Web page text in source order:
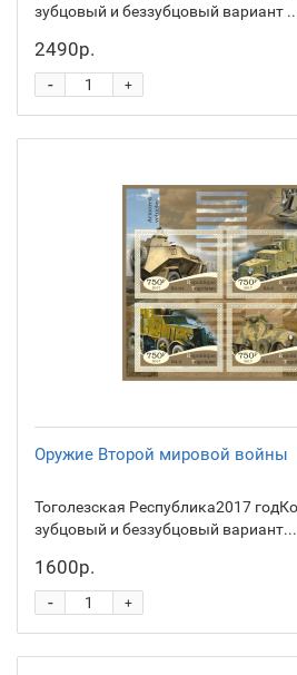
зубцовый и беззубцовый вариант
2490р.
+
-
Оружие Второй мировой войны
Тоголезская Республика2017
зубцовый и беззубцовый вариант...
1600р.
+
-